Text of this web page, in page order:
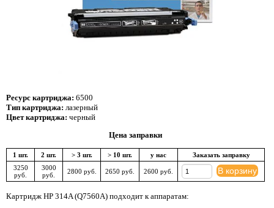
Ресурс картриджа: 6500
Тип картриджа: лазерный
Цвет картриджа: черный
Цена заправки
1 шт. 2 шт. > 3 шт. > 10 шт. у нас
Заказать заправку
3250
руб.
3000
руб.
2800 руб. 2650 руб. 2600 руб. В корзину
Картридж HP 314A (Q7560A) подходит к аппаратам: